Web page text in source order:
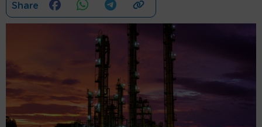
Share